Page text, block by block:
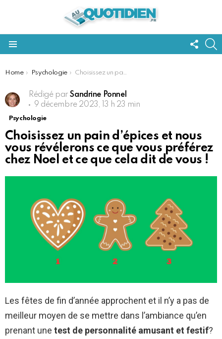
US
You are here:
Home Psychologie Choisissez un pain d’épices et nous vous révélerons ce que vous préférez chez Noel et ce que cela dit de vous !
Rédigé par Sandrine Ponnel
9 décembre 2023, 13 h 23 min
Psychologie
Choisissez un pain d’épices et nous
vous révélerons ce que vous préférez
chez Noel et ce que cela dit de vous !
Les fêtes de fin d’année approchent et il n’y a pas de
meilleur moyen de se mettre dans l’ambiance qu’en
prenant une test de personnalité amusant et festif?